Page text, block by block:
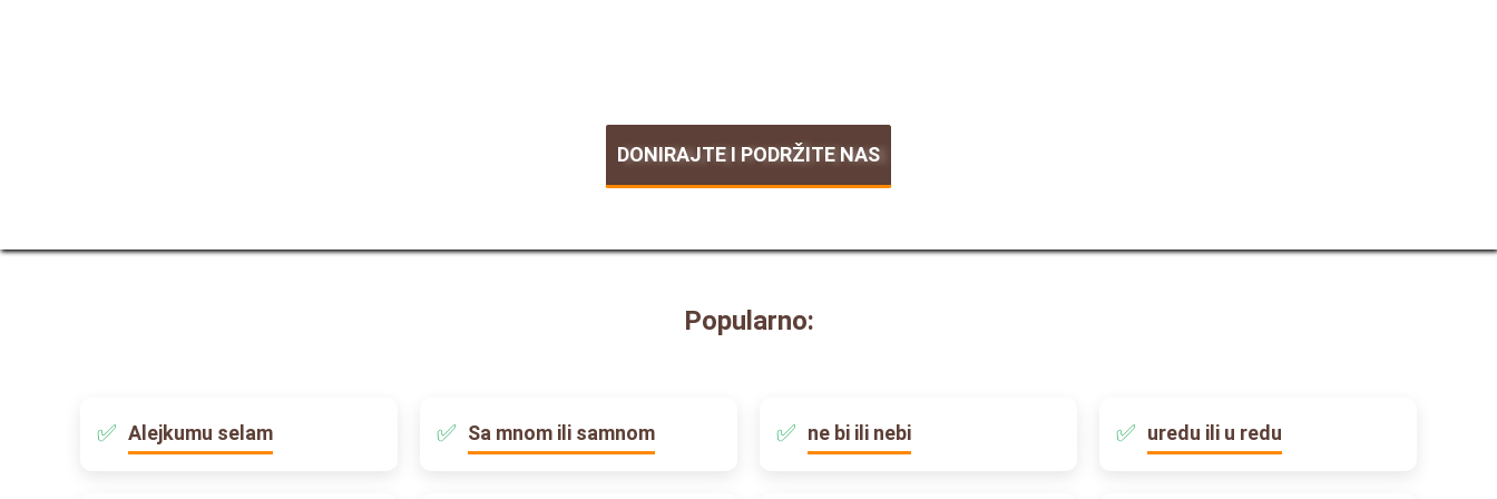
DONIRAJTE I PODRŽITE NAS
Popularno:
Alejkumu selam Sa mnom ili samnom ne bi ili nebi uredu ili u redu